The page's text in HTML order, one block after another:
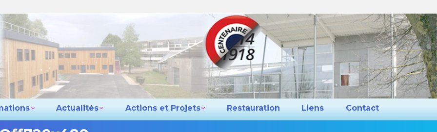
Actualités Actions et Projets Restauration Liens Contact
lycée Actions et Projets Restauration Liens
Contact